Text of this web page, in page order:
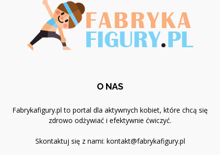
O NAS
Fabrykafigury.pl to portal dla aktywnych kobiet, które chcą się
zdrowo odżywiać i efektywnie ćwiczyć.
Skontaktuj się z nami: kontakt@fabrykafigury.pl